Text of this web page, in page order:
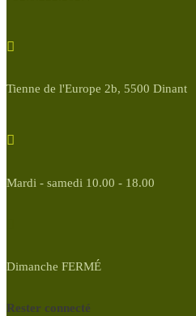
Tienne de l'Europe 2b, 5500 Dinant
Mardi - samedi 10.00 - 18.00
Dimanche FERMÉ
Rester connecté